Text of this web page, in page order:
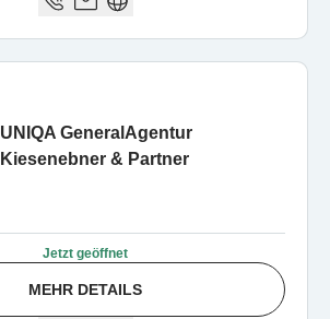
UNIQA GeneralAgentur
Kiesenebner & Partner
Jetzt geöffnet
MEHR DETAILS